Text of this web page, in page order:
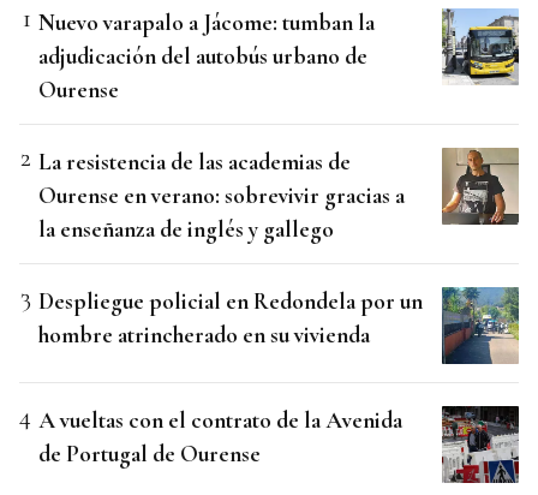
Nuevo varapalo a Jácome: tumban la
adjudicación del autobús urbano de
Ourense
La resistencia de las academias de
Ourense en verano: sobrevivir gracias a
la enseñanza de inglés y gallego
Despliegue policial en Redondela por un
hombre atrincherado en su vivienda
A vueltas con el contrato de la Avenida
de Portugal de Ourense